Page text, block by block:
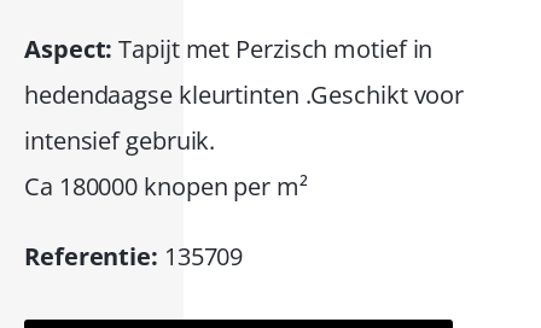
Aspect: Tapijt met Perzisch motief in
hedendaagse kleurtinten .Geschikt voor
intensief gebruik.
Ca 180000 knopen per m²
Referentie: 135709